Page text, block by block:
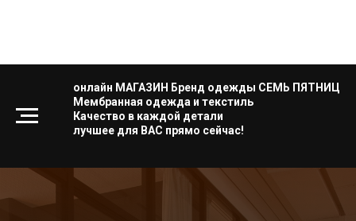
онлайн МАГАЗИН Бренд одежды СЕМЬ ПЯТНИЦ
Мембранная одежда и текстиль
Качество в каждой детали
лучшее для ВАС прямо сейчас!